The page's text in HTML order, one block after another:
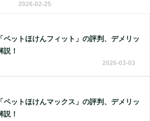
2026-02-25
ペットほけんフィット」の評判、デメリッ
説！
2026-03-03
ペットほけんマックス」の評判、デメリッ
説！